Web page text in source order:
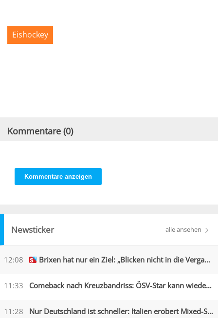
Eishockey
Kommentare (0)
Kommentare anzeigen
Newsticker alle ansehen
12:08 Brixen hat nur ein Ziel: „Blicken nicht in die Vergangenheit“
11:33 Comeback nach Kreuzbandriss: ÖSV-Star kann wieder lachen
11:28 Nur Deutschland ist schneller: Italien erobert Mixed-Silber